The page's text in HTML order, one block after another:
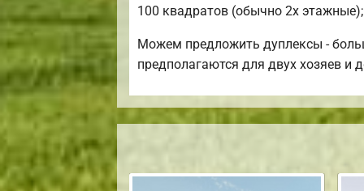
100 квадратов (обычно 2х
Можем предложить дуплексы -
предполагаются для двух хозяев и